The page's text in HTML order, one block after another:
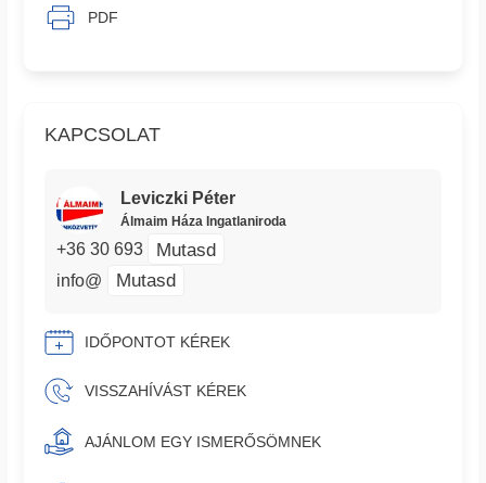
KAPCSOLAT
Leviczki Péter
Álmaim Háza Ingatlaniroda
+36 30 693 Mutasd
info@ Mutasd
IDŐPONTOT KÉREK
VISSZAHÍVÁST KÉREK
AJÁNLOM EGY ISMERŐSÖMNEK
PDF